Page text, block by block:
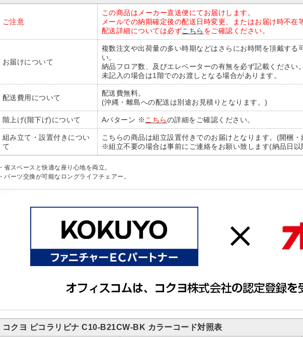
ご注意
この商品はメーカー直送便にてお届けします。
メールでの納期確定後の配送日時変更、またはお届け時不在
配送詳細については必ずこちら をご確認ください。
お届けについて
複数注文や出荷量の多い時期などはさらにお時間を頂戴する
い。
納品フロア数、及びエレベーターの有無を必ず記載ください。
未記入の場合は1階でのお渡しとなる場合があります。
配送費用について
配送費無料。
(沖縄・離島への配送は別途お見積りとなります。)
階上げ(階下げ)について Aパターン ※こちらの詳細をご確認ください。
組み立て・設置付きについ
て
こちらの商品は組立設置付きでのお届けとなります。(開梱
※組立不要の場合は事前にご連絡をお願い致します(納品日
・省スペースと快適な座り心地を両立。
・パーツ交換が可能なロングライフチェアー。
コクヨ ピコラリビナ C10-B21CW-BK カラーコード対照表